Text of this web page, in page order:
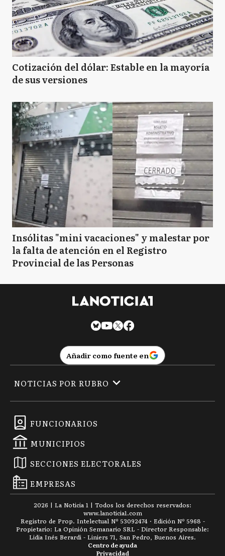
Cotización del dólar: Estable en la mayoría
de sus versiones
Insólitas "mini vacaciones" y malestar por
la falta de atención en el Registro
Provincial de las Personas
Añadir como fuente en
FUNCIONARIOS
MUNICIPIOS
SECCIONES ELECTORALES
EMPRESAS
NOTICIAS POR RUBRO
2026 | La Noticia 1 | Todos los derechos reservados:
www.lanoticia1.com
Registro de Prop. Intelectual Nº 53092474 · Edición Nº 5968 -
Propietario: La Opinión Semanario SRL - Director Responsable:
Lidia Inés Berardi - Liniers 71, San Pedro, Buenos Aires.
Privacidad
Centro de ayuda